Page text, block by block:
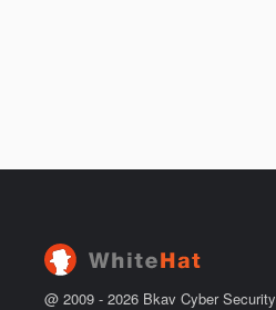
@ 2009 - 2026 Bkav Cyber Security